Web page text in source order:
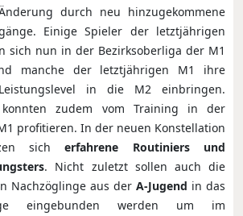
durch neu hinzugekommene
Einige Spieler der letztjährigen
sich nun in der Bezirksoberliga der M1
manche der letztjährigen M1 ihre
in die M2 einbringen.
konnten zudem vom Training in der
profitieren. In der neuen Konstellation
sicherfahrene Routiniers und
. Nicht zuletzt sollen auch die
Nachzöglinge aus der A-Jugend in das
eingebunden werden um im